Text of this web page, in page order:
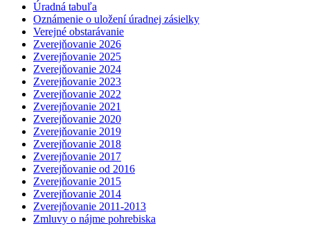
Úradná tabuľa
Oznámenie o uložení úradnej zásielky
Verejné obstarávanie
Zverejňovanie 2026
Zverejňovanie 2025
Zverejňovanie 2024
Zverejňovanie 2023
Zverejňovanie 2022
Zverejňovanie 2021
Zverejňovanie 2020
Zverejňovanie 2019
Zverejňovanie 2018
Zverejňovanie 2017
Zverejňovanie od 2016
Zverejňovanie 2015
Zverejňovanie 2014
Zverejňovanie 2011-2013
Zmluvy o nájme pohrebiska